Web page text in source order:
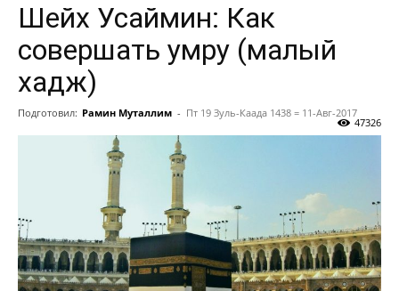
Шейх Усаймин: Как
совершать умру (малый
хадж)
Подготовил: Рамин Муталлим - Пт 19 Зуль-Каада 1438 = 11-Авг-2017
47326